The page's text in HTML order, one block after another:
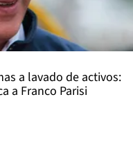
a lavado de activos:
a Franco Parisi